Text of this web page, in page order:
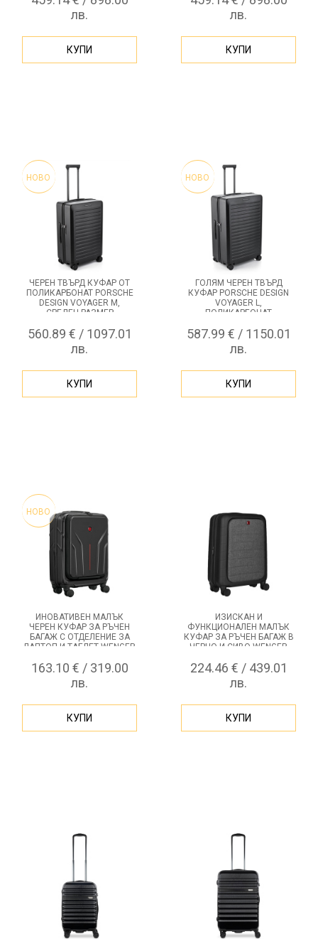
лв.
КУПИ
лв.
КУПИ
НОВО
ЧЕРЕН ТВЪРД КУФАР ОТ
ПОЛИКАРБОНАТ PORSCHE
DESIGN VOYAGER M,
СРЕДЕН РАЗМЕР
560.89 € / 1097.01
лв.
КУПИ
НОВО
ГОЛЯМ ЧЕРЕН ТВЪРД
КУФАР PORSCHE DESIGN
VOYAGER L,
ПОЛИКАРБОНАТ
587.99 € / 1150.01
лв.
КУПИ
НОВО
ИНОВАТИВЕН МАЛЪК
ЧЕРЕН КУФАР ЗА РЪЧЕН
БАГАЖ С ОТДЕЛЕНИЕ ЗА
ЛАПТОП И ТАБЛЕТ WENGER
163.10 € / 319.00
лв.
КУПИ
ИЗИСКАН И
ФУНКЦИОНАЛЕН МАЛЪК
КУФАР ЗА РЪЧЕН БАГАЖ В
ЧЕРНО И СИВО WENGER
224.46 € / 439.01
лв.
КУПИ